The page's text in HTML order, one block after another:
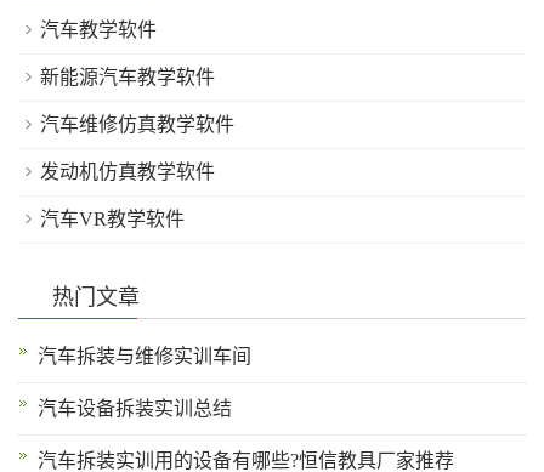
汽车教学软件
新能源汽车教学软件
汽车维修仿真教学软件
发动机仿真教学软件
汽车VR教学软件
热门文章
汽车拆装与维修实训车间
汽车设备拆装实训总结
汽车拆装实训用的设备有哪些?恒信教具厂家推荐